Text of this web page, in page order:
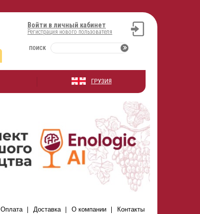
Войти в личный кабинет
Регистрация нового пользователя
ПОИСК
ГРУЗИЯ
Оплата Доставка О компании Контакты